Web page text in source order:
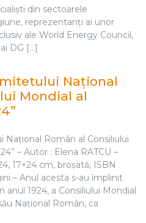
din sectoarele
reprezentanți ai unor
ale World Energy Council,
DG […]
Național
Mondial al
Național Român al Consiliului
– Autor : Elena RATCU –
17×24 cm, broșată, ISBN
– Anul acesta s-au împlinit
anul 1924, a Consiliului Mondial
Național Român, ca